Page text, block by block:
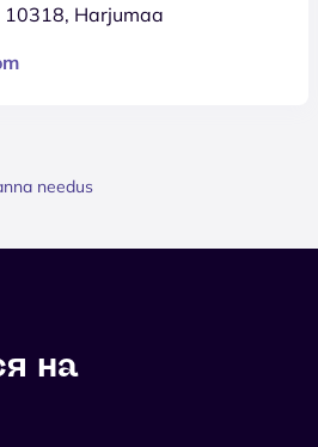
Harjumaa
needus
на